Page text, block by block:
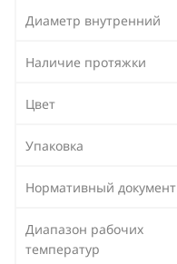
Диаметр внутренний
Наличие протяжки
Цвет
Упаковка
Нормативный документ
Диапазон рабочих
температур